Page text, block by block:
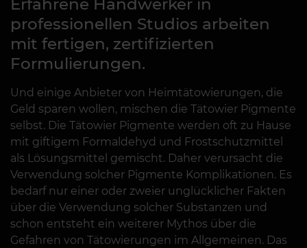
Erfahrene Handwerker in
professionellen Studios arbeiten
mit fertigen, zertifizierten
Formulierungen.
Und einige Anbieter von Heimtätowierungen, die
Geld sparen wollen, mischen die Tätowier Pigmente
selbst. Die Tätowier Pigmente werden oft zu Hause
mit giftigem Formaldehyd und Frostschutzmittel
als Lösungsmittel gemischt. Daher verursacht die
Verwendung solcher Pigmente Komplikationen. Es
bedarf nur einer oder zweier unglücklicher Fakten
über die Verwendung solcher Substanzen und
schon entsteht ein weiterer Mythos über die
Gefahren von Tätowierungen im Allgemeinen. Das